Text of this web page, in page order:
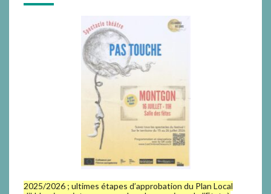
2025/2026 ; ultimes étapes d’approbation du Plan Local